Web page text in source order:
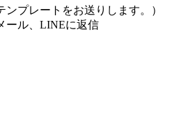
ンプレートをお送りします。）
ール、LINEに返信